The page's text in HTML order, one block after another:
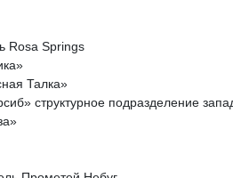
Rosa Springs
Талка»
структурное подразделение